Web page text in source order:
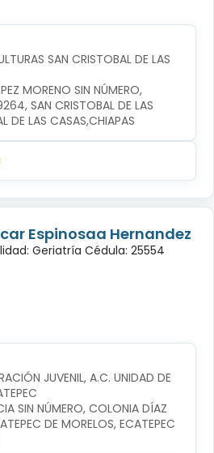
SAN CRISTOBAL DE LAS
MORENO SIN NÚMERO,
SAN CRISTOBAL DE LAS
DE LAS CASAS,CHIAPAS
Espinosaa Hernandez
Geriatría Cédula: 25554
JUVENIL, A.C. UNIDAD DE
SIN NÚMERO, COLONIA DÍAZ
DE MORELOS, ECATEPEC